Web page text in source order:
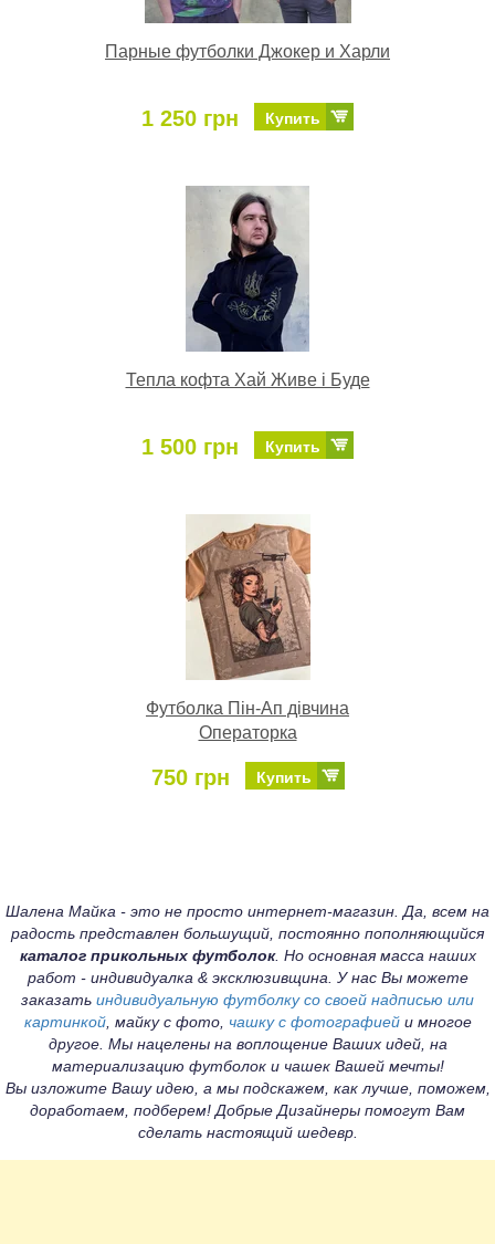
Парные футболки Джокер и Харли
1 250 грн Купить
Тепла кофта Хай Живе і Буде
1 500 грн Купить
Футболка Пін-Ап дівчина
Операторка
750 грн Купить
Шалена Майка - это не просто интернет-магазин. Да, всем на
радость представлен большущий, постоянно пополняющийся
каталог прикольных футболок. Но основная масса наших
работ - индивидуалка & эксклюзивщина. У нас Вы можете
заказать индивидуальную футболку со своей надписью или
картинкой, майку с фото, чашку с фотографиейи многое
другое. Мы нацелены на воплощение Ваших идей, на
материализацию футболок и чашек Вашей мечты!
Вы изложите Вашу идею, а мы подскажем, как лучше, поможем,
доработаем, подберем! Добрые Дизайнеры помогут Вам
сделать настоящий шедевр.